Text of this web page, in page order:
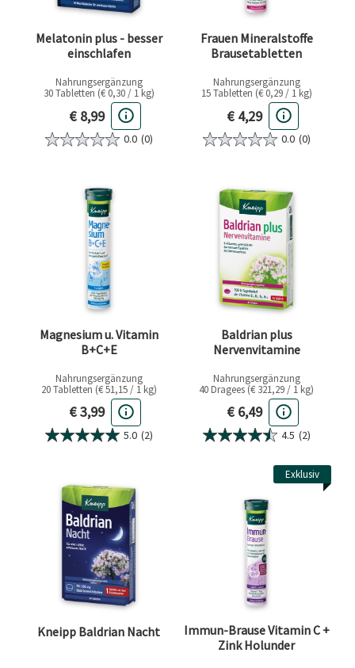
Melatonin plus - besser
einschlafen
Nahrungsergänzung
30 Tabletten (€ 0,30 / 1 kg)
Aktueller Preis
€ 8,99
0.0 (0)
Frauen Mineralstoffe
Brausetabletten
Nahrungsergänzung
15 Tabletten (€ 0,29 / 1 kg)
Aktueller Preis
€ 4,29
0.0 (0)
Magnesium u. Vitamin
B+C+E
Nahrungsergänzung
20 Tabletten (€ 51,15 / 1 kg)
Aktueller Preis
€ 3,99
5.0 (2)
Baldrian plus
Nervenvitamine
Nahrungsergänzung
40 Dragees (€ 321,29 / 1 kg)
Aktueller Preis
€ 6,49
4.5 (2)
Kneipp Baldrian Nacht
Exklusiv
Immun-Brause Vitamin C +
Zink Holunder